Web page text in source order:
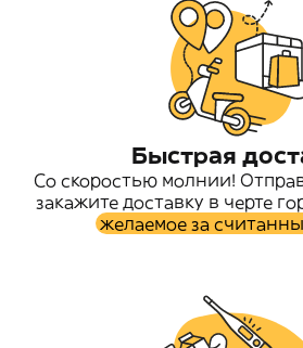
Быстрая
Со скоростью молнии!
закажите доставку в черте
желаемое за